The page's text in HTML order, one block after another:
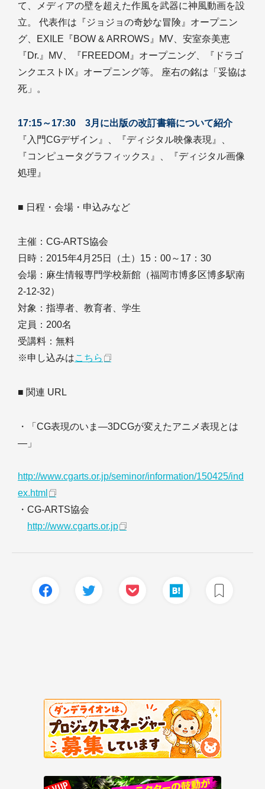
て、メディアの壁を超えた作風を武器に神風動画を設
立。 代表作は『ジョジョの奇妙な冒険』オープニン
グ、EXILE『BOW & ARROWS』MV、安室奈美恵
『Dr.』MV、『FREEDOM』オープニング、『ドラゴ
ンクエストIX』オープニング等。 座右の銘は「妥協は
死」。
17:15～17:30 3月に出版の改訂書籍について紹介
『入門CGデザイン』、『ディジタル映像表現』、
『コンピュータグラフィックス』、『ディジタル画像
処理』
■ 日程・会場・申込みなど
主催：CG-ARTS協会
日時：2015年4月25日（土）15：00～17：30
会場：麻生情報専門学校新館（福岡市博多区博多駅南
2-12-32）
対象：指導者、教育者、学生
定員：200名
受講料：無料
※申し込みはこちら
■ 関連 URL
・「CG表現のいま―3DCGが変えたアニメ表現とは
―」
http://www.cgarts.or.jp/seminor/information/150425/ind
ex.html
・CG-ARTS協会
http://www.cgarts.or.jp